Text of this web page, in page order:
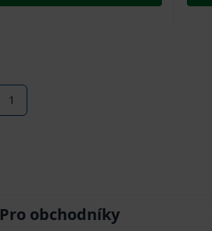
1
Pro obchodníky